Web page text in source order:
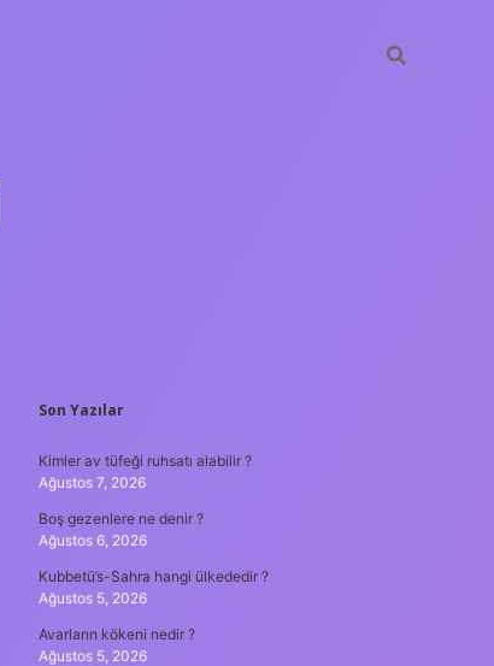
SIDEBAR
Son Yazılar
Kimler av tüfeği ruhsatı alabilir ?
Ağustos 7, 2026
Boş gezenlere ne denir ?
Ağustos 6, 2026
Kubbetü’s-Sahra hangi ülkededir ?
Ağustos 5, 2026
Avarların kökeni nedir ?
Ağustos 5, 2026